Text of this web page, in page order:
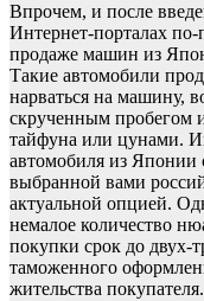
Впрочем, и после
Интернет-порталах
продаже машин из
Такие автомобили
нарваться на машину,
скрученным пробегом
тайфуна или цунами.
автомобиля из Японии
выбранной вами
актуальной опцией.
немалое количество
покупки срок до двух-
таможенного
жительства покупателя.